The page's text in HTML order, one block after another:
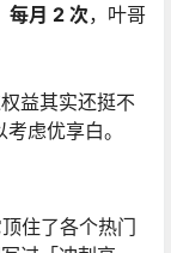
每月 2 次，叶哥
益其实还挺不
虑优享白。
住了各个热门